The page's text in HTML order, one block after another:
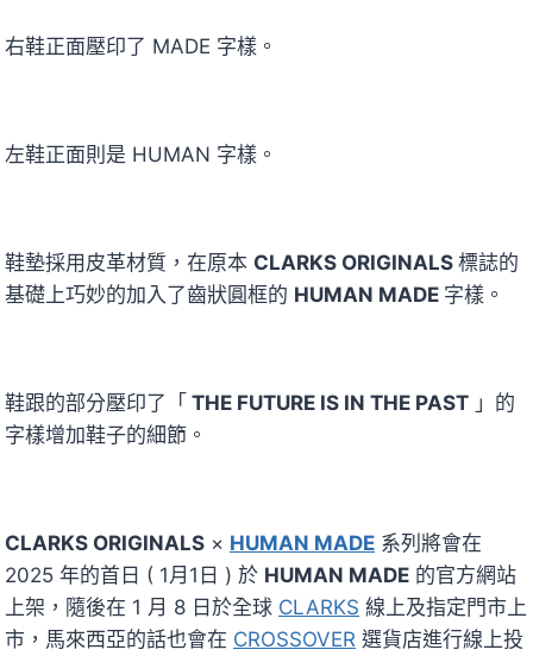
右鞋正面壓印了 MADE 字樣。
左鞋正面則是 HUMAN 字樣。
鞋墊採用皮革材質，在原本 CLARKS ORIGINALS 標誌的
基礎上巧妙的加入了齒狀圓框的 HUMAN MADE 字樣。
鞋跟的部分壓印了「 THE FUTURE IS IN THE PAST 」的
字樣增加鞋子的細節。
CLARKS ORIGINALS × HUMAN MADE 系列將會在
2025 年的首日 ( 1月1日 ) 於 HUMAN MADE 的官方網站
上架，隨後在 1 月 8 日於全球 CLARKS 線上及指定門市上
市，馬來西亞的話也會在 CROSSOVER 選貨店進行線上投